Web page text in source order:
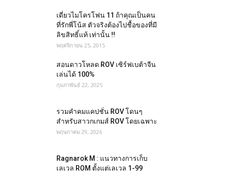
เดี่ยวไมโครโฟน 11 ถ้าคุณเป็นคน
ที่รักพี่โน้ส ตัวจริงต้องไปชื้อของที่มี
ลิขสิทธิ์แท้ เท่านั้น !!
พฤศจิกายน 25, 2015
สอนดาวโหลด ROV เซิร์ฟเบต้าจีน
เล่นได้ 100%
กุมภาพันธ์ 22, 2025
รวมคำคมแคปชั่น ROV โดนๆ
สำหรับสาวกเกมส์ ROV โดยเฉพาะ
พฤษภาคม 29, 2026
Ragnarok M : แนวทางการเก็บ
เลเวล ROM ตั้งแต่เลเวล 1-99